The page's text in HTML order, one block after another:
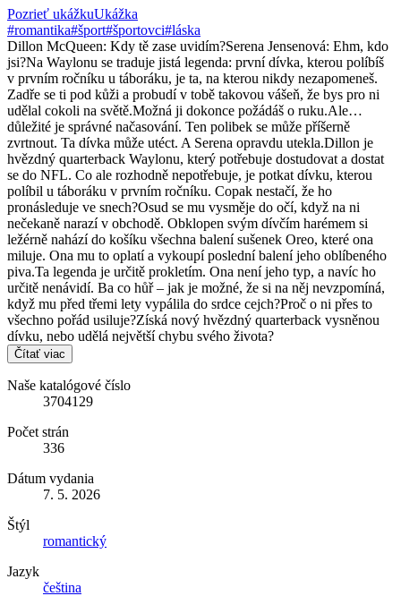
Pozrieť ukážkuUkážka
#romantika#šport#športovci#láska
Dillon McQueen: Kdy tě zase uvidím?Serena Jensenová: Ehm, kdo
jsi?Na Waylonu se traduje jistá legenda: první dívka, kterou políbíš
v prvním ročníku u táboráku, je ta, na kterou nikdy nezapomeneš.
Zadře se ti pod kůži a probudí v tobě takovou vášeň, že bys pro ni
udělal cokoli na světě.Možná ji dokonce požádáš o ruku.Ale…
důležité je správné načasování. Ten polibek se může příšerně
zvrtnout. Ta dívka může utéct. A Serena opravdu utekla.Dillon je
hvězdný quarterback Waylonu, který potřebuje dostudovat a dostat
se do NFL. Co ale rozhodně nepotřebuje, je potkat dívku, kterou
políbil u táboráku v prvním ročníku. Copak nestačí, že ho
pronásleduje ve snech?Osud se mu vysměje do očí, když na ni
nečekaně narazí v obchodě. Obklopen svým dívčím harémem si
ležérně nahází do košíku všechna balení sušenek Oreo, které ona
miluje. Ona mu to oplatí a vykoupí poslední balení jeho oblíbeného
piva.Ta legenda je určitě prokletím. Ona není jeho typ, a navíc ho
určitě nenávidí. Ba co hůř – jak je možné, že si na něj nevzpomíná,
když mu před třemi lety vypálila do srdce cejch?Proč o ni přes to
všechno pořád usiluje?Získá nový hvězdný quarterback vysněnou
dívku, nebo udělá největší chybu svého života?
Čítať viac
Naše katalógové číslo
3704129
Počet strán
336
Dátum vydania
7. 5. 2026
Štýl
romantický
Jazyk
čeština